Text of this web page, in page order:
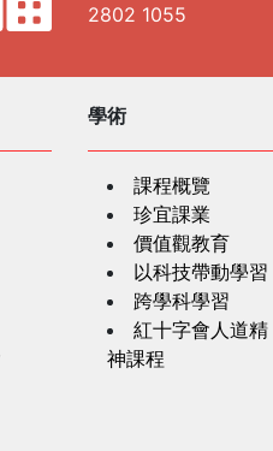
2802 1055
學術
課程概覽
珍宜課業
價值觀教育
以科技帶動學習
跨學科學習
紅十字會人道精
神課程